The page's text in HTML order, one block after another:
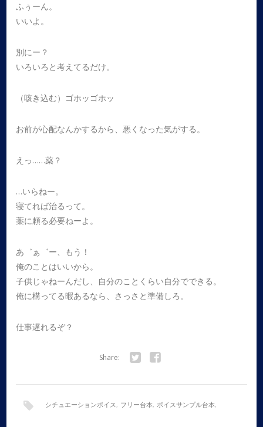
ふぅーん。
いいよ。
別にー？
いろいろと考えてるだけ。
（咳き込む）ゴホッゴホッ
お前が心配なんかするから、悪くなった気がする。
えっ……薬？
…いらねー。
寝てれば治るって。
薬に頼る必要ねーよ。
あ゛ぁ゛ー、もう！
俺のことはいいから。
子供じゃねーんだし、自分のことくらい自分でできる。
俺に構ってる暇あるなら、さっさと準備しろ。
仕事遅れるぞ？
Share:
シチュエーションボイス, フリー台本, ボイスサンプル台本,